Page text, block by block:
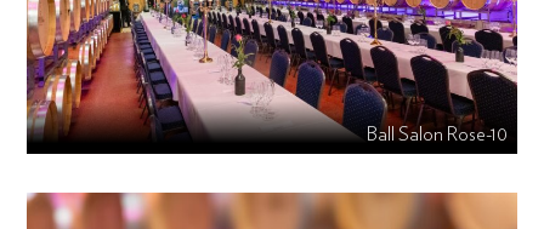
Ball Salon Rose-10